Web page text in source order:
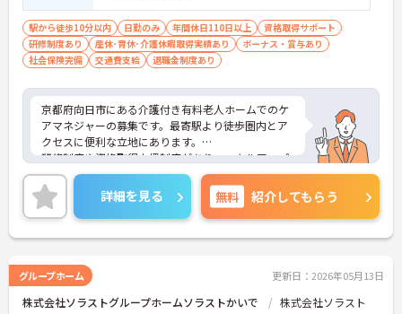
駅から徒歩10分以内 日勤のみ 年間休日110日以上
資格取得サポート
研修制度あり
産休･育休･介護休暇取得実績あり
ボーナス・賞与あり
社会保険完備
交通費支給 退職金制度あり
京都府向日市にある介護付き有料老人ホームでのケ
アマネジャーの募集です。最寄駅より徒歩圏内とア
クセスに便利な立地にあります。
研修制度や資格取得支援制度があり、スキルアップ
が見込めます。
ご興味のある方には、面接対策ポイントなど、さら
に詳細をお話しいたしますのでお気軽にご相談くだ
さい！
詳細を見る 無料 紹介してもらう
グループホーム 更新日：2026年05月13日
株式会社ソラストグループホームソラストかいで 株式会社ソラスト